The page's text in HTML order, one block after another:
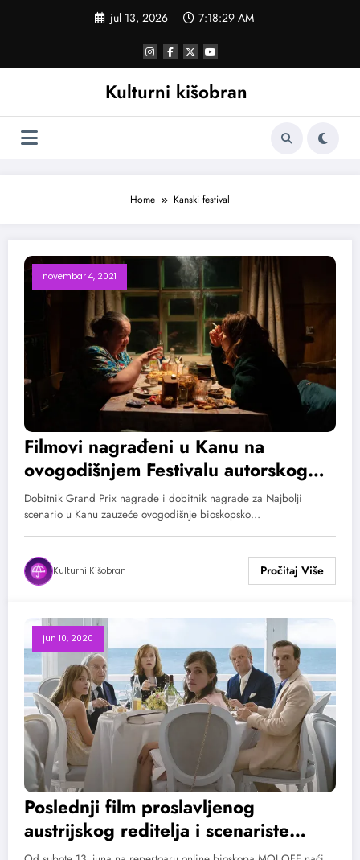
jul 13, 2026 7:18:29 AM
Kulturni kišobran
Home Kanski festival
novembar 4, 2021
Filmovi nagrađeni u Kanu na
ovogodišnjem Festivalu autorskog
filma
Dobitnik Grand Prix nagrade i dobitnik nagrade za Najbolji
scenario u Kanu zauzeće ovogodišnje bioskopsko…
Kulturni Kišobran
jun 10, 2020
Poslednji film proslavljenog
austrijskog reditelja i scenariste
Mihaela Hanekea – drama